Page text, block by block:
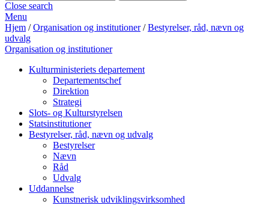
Close search
Menu
Hjem /Organisation og institutioner/Bestyrelser, råd, nævn og
udvalg
Organisation og institutioner
Kulturministeriets departement
Departementschef
Direktion
Strategi
Slots- og Kulturstyrelsen
Statsinstitutioner
Bestyrelser, råd, nævn og udvalg
Bestyrelser
Nævn
Råd
Udvalg
Uddannelse
Kunstnerisk udviklingsvirksomhed